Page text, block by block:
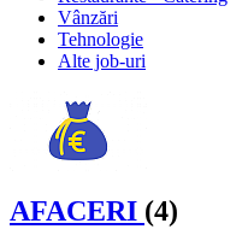
Vânzări
Tehnologie
Alte job-uri
AFACERI (4)